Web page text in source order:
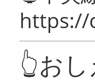
https://
👆お